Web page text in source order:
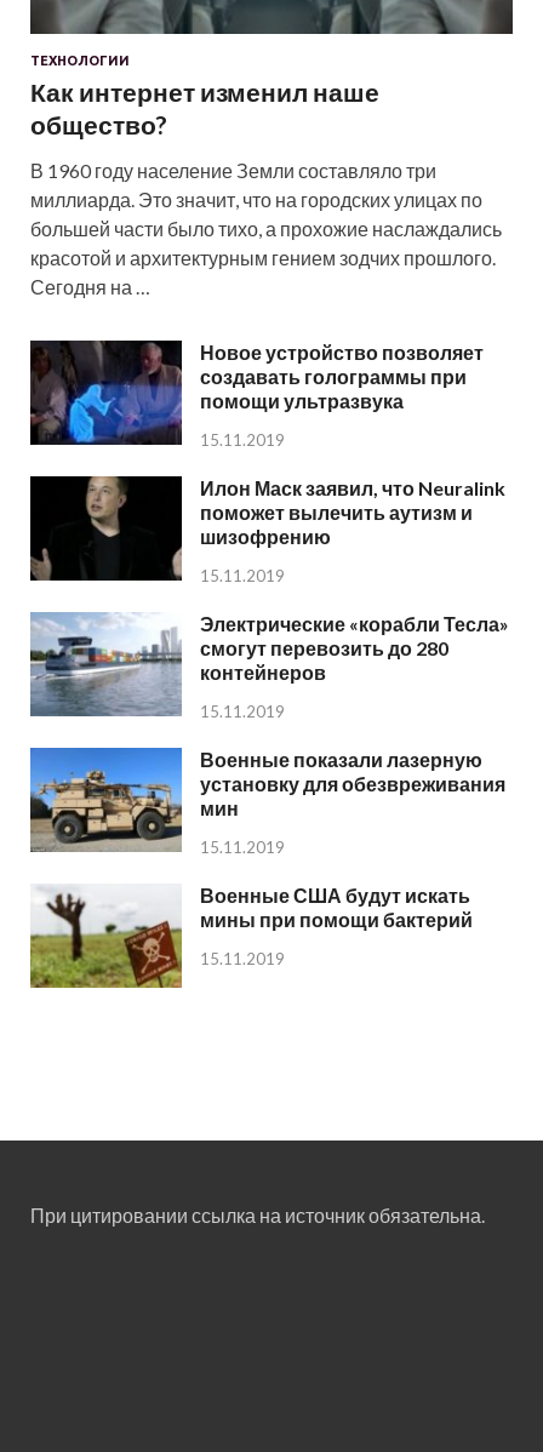
ТЕХНОЛОГИИ
Как интернет изменил наше
общество?
В 1960 году население Земли составляло три
миллиарда. Это значит, что на городских улицах по
большей части было тихо, а прохожие наслаждались
красотой и архитектурным гением зодчих прошлого.
Сегодня на …
Новое устройство позволяет
создавать голограммы при
помощи ультразвука
15.11.2019
Илон Маск заявил, что Neuralink
поможет вылечить аутизм и
шизофрению
15.11.2019
Электрические «корабли Тесла»
смогут перевозить до 280
контейнеров
15.11.2019
Военные показали лазерную
установку для обезвреживания
мин
15.11.2019
Военные США будут искать
мины при помощи бактерий
15.11.2019
При цитировании ссылка на источник обязательна.